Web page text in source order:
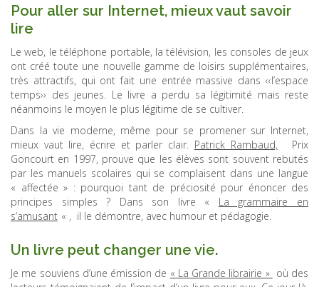
Pour aller sur Internet, mieux vaut savoir
lire
Le web, le téléphone portable, la télévision, les consoles de jeux
ont créé toute une nouvelle gamme de loisirs supplémentaires,
très attractifs, qui ont fait une entrée massive dans ‹‹l’espace
temps›› des jeunes. Le livre a perdu sa légitimité mais reste
néanmoins le moyen le plus légitime de se cultiver.
Dans la vie moderne, même pour se promener sur Internet,
mieux vaut lire, écrire et parler clair. Patrick Rambaud,
Prix
Goncourt en 1997, prouve que les élèves sont souvent rebutés
par les manuels scolaires qui se complaisent dans une langue
« affectée » : pourquoi tant de préciosité pour énoncer des
principes simples ? Dans son livre « La grammaire en
s’amusant « , il le démontre, avec humour et pédagogie.
Un livre peut changer une vie.
Je me souviens d’une émission de « La Grande librairie » où des